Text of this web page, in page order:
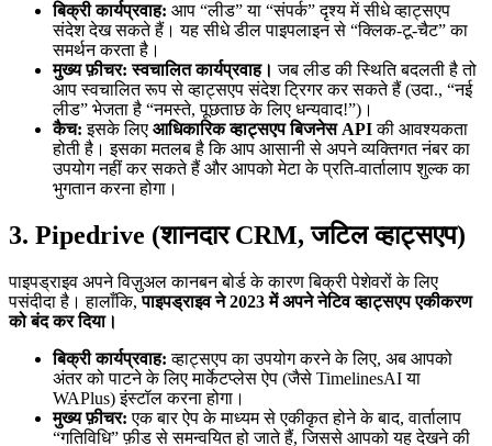
बिक्री कार्यप्रवाह: आप “लीड” या “संपर्क” दृश्य में सीधे व्हाट्सएप
संदेश देख सकते हैं। यह सीधे डील पाइपलाइन से “क्लिक-टू-चैट” का
समर्थन करता है।
मुख्य फ़ीचर: स्वचालित कार्यप्रवाह। जब लीड की स्थिति बदलती है तो
आप स्वचालित रूप से व्हाट्सएप संदेश ट्रिगर कर सकते हैं (उदा., “नई
लीड” भेजता है “नमस्ते, पूछताछ के लिए धन्यवाद!”)।
कैच: इसके लिए आधिकारिक व्हाट्सएप बिजनेस APIकी आवश्यकता
होती है। इसका मतलब है कि आप आसानी से अपने व्यक्तिगत नंबर का
उपयोग नहीं कर सकते हैं और आपको मेटा के प्रति-वार्तालाप शुल्क का
भुगतान करना होगा।
3. Pipedrive (शानदार CRM, जटिल व्हाट्सएप)
पाइपड्राइव अपने विज़ुअल कानबन बोर्ड के कारण बिक्री पेशेवरों के लिए
पसंदीदा है। हालाँकि,पाइपड्राइव ने 2023 में अपने नेटिव व्हाट्सएप एकीकरण
को बंद कर दिया।
बिक्री कार्यप्रवाह: व्हाट्सएप का उपयोग करने के लिए, अब आपको
अंतर को पाटने के लिए मार्केटप्लेस ऐप (जैसे TimelinesAI या
WAPlus) इंस्टॉल करना होगा।
मुख्य फ़ीचर: एक बार ऐप के माध्यम से एकीकृत होने के बाद, वार्तालाप
“गतिविधि” फ़ीड से समन्वयित हो जाते हैं, जिससे आपको यह देखने की